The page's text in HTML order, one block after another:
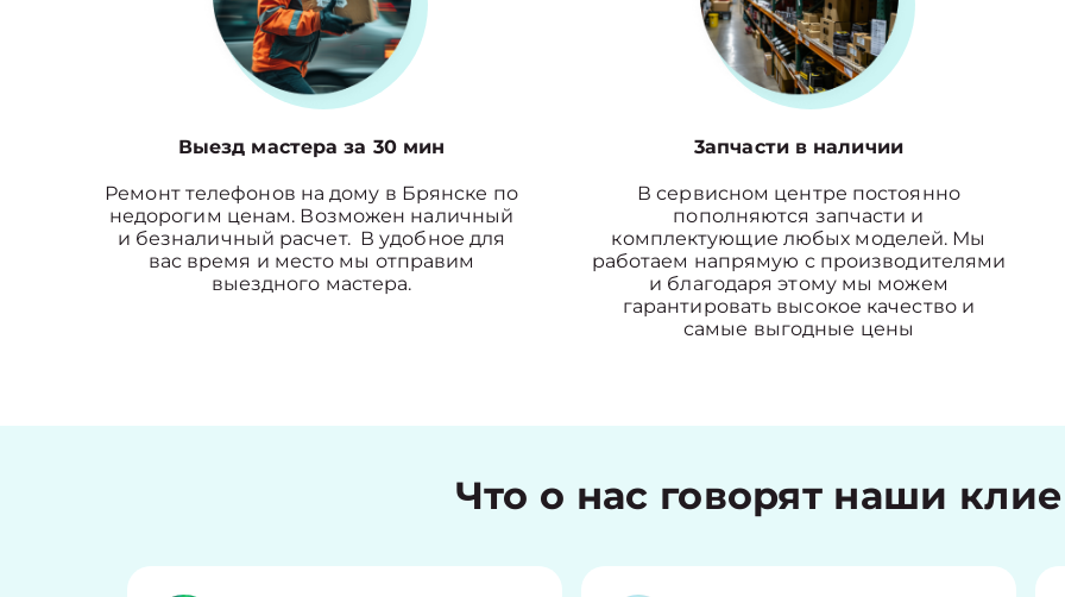
Выезд мастера за 30 мин
Ремонт телефонов на дому в Брянске по
недорогим ценам. Возможен наличный
и безналичный расчет. В удобное для
вас время и место мы отправим
выездного мастера.
3апчасти в наличии
В сервисном центре постоянно
пополняются запчасти и
комплектующие любых моделей. Мы
работаем напрямую с производителями
и благодаря этому мы можем
гарантировать высокое качество и
самые выгодные цены
Что о нас говорят наши